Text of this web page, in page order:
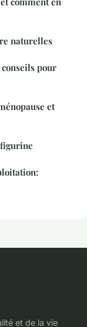
naturelles
pour
et
et de la vie